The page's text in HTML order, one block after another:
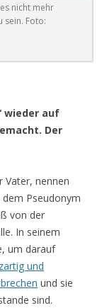
nicht mehr
sein. Foto:
wieder auf
Der
Vater, nennen
dem Pseudonym
von der
In seinem
um darauf
und
und sie
sind.